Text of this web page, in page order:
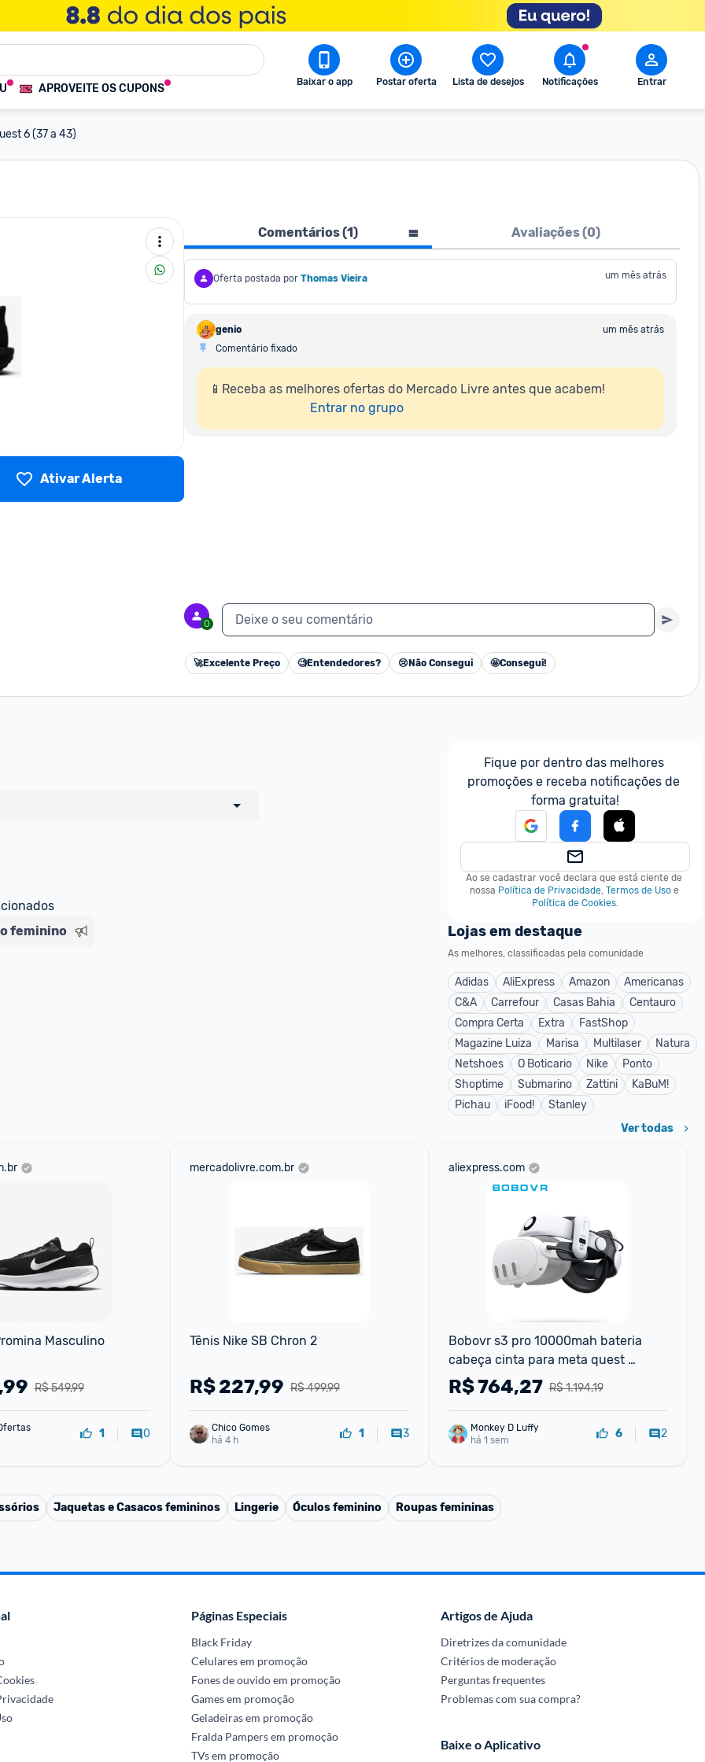
APROVEITE OS CUPONS Baixar o app Postar oferta Lista de desejos Notificações Entrar
6 (37 a 43)
Ativar Alerta
Comentários (1) Avaliações (0)
Oferta postada por Thomas Vieira um mês atrás
genio
um mês atrás
Comentário fixado
📱Receba as melhores ofertas do Mercado Livre antes que acabem!
Entrar no grupo
0 Deixe o seu comentário
🚀Excelente Preço 🧐Entendedores? 😢 Não Consegui 🤩Consegui!
um marketplace, nós indicamos no
sinalizamos através da tag
feminino
Fique por dentro das melhores
promoções e receba notificações de
forma gratuita!
Ao se cadastrar você declara que está ciente de
nossa Política de Privacidade, Termos de Uso e
Política de Cookies.
Lojas em destaque
As melhores, classificadas pela comunidade
Adidas AliExpress Amazon
Americanas
C&A
Carrefour Casas Bahia
Centauro
Compra Certa
Extra
FastShop
Magazine Luiza
Marisa Multilaser
Natura
Netshoes
O Boticario Nike
Ponto
Shoptime
Submarino Zattini
KaBuM!
Pichau
iFood! Stanley
Ver todas
Masculino
R$ 549,99
1 0
mercadolivre.com.br
Tênis Nike SB Chron 2
R$ 499,99
R$227,99
Chico Gomes
há 4 h
1 3
aliexpress.com
Bobovr s3 pro 10000mah bateria
cabeça cinta para meta quest
3quest 3s com cabeça ar
condicionado vr acessórios melho
R$ 1.194,19
R$764,27
Monkey D Luffy
há 1 sem
6 2
Jaquetas e Casacos femininos Lingerie Óculos feminino Roupas femininas
Páginas Especiais
Black Friday
Celulares em promoção
Fones de ouvido em promoção
Games em promoção
Geladeiras em promoção
Fralda Pampers em promoção
TVs em promoção
Artigos de Ajuda
Diretrizes da comunidade
Critérios de moderação
Perguntas frequentes
Problemas com sua compra?
Baixe o Aplicativo